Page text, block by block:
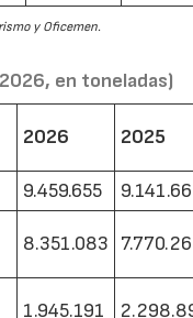
y Oficemen.
en toneladas)
2026 2025
9.459.655
8.351.083
1.945.191